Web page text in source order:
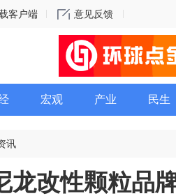
客户端 意见反馈
宏观 产业 民生
讯
龙改性颗粒品